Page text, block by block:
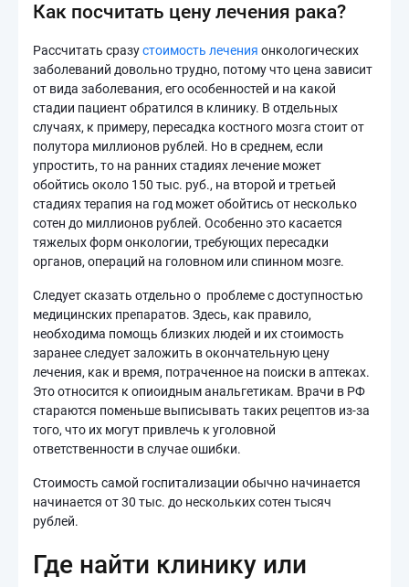
Как посчитать цену лечения рака?
Рассчитать сразустоимость лечения онкологических
заболеваний довольно трудно, потому что цена зависит
от вида заболевания, его особенностей и на какой
стадии пациент обратился в клинику. В отдельных
случаях, к примеру, пересадка костного мозга стоит от
полутора миллионов рублей. Но в среднем, если
упростить, то на ранних стадиях лечение может
обойтись около 150 тыс. руб., на второй и третьей
стадиях терапия на год может обойтись от несколько
сотен до миллионов рублей. Особенно это касается
тяжелых форм онкологии, требующих пересадки
органов, операций на головном или спинном мозге.
Следует сказать отдельно о проблеме с доступностью
медицинских препаратов. Здесь, как правило,
необходима помощь близких людей и их стоимость
заранее следует заложить в окончательную цену
лечения, как и время, потраченное на поиски в аптеках.
Это относится к опиоидным анальгетикам. Врачи в РФ
стараются поменьше выписывать таких рецептов из-за
того, что их могут привлечь к уголовной
ответственности в случае ошибки.
Стоимость самой госпитализации обычно начинается
начинается от 30 тыс. до нескольких сотен тысяч
рублей.
Где найти клинику или